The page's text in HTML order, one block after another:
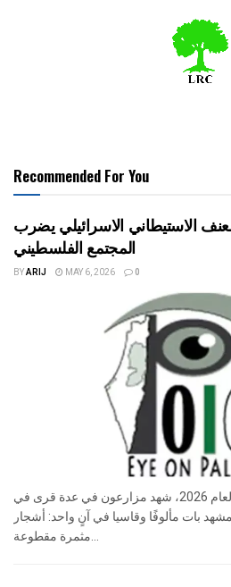
Recommended For You
الاستيطاني الاسرائيلي يضرب
المجتمع الفلسطيني
BYARIJ MAY 6, 2026 0
في الثالث من شهر أيار من العام 2026، شهد مزارعون في عدة قرى في
بات مألوفًا وقاسيا في آنٍ واحد: أشجار